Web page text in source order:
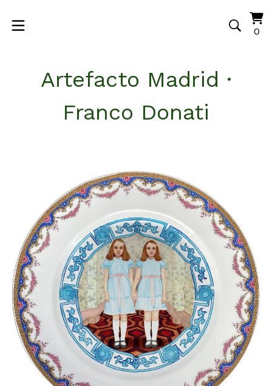
00
Artefacto Madrid ·
Franco Donati